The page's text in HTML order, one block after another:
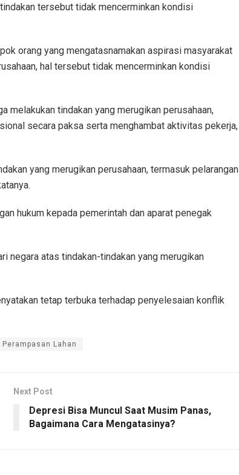
tersebut tidak mencerminkan kondisi
orang yang mengatasnamakan aspirasi masyarakat
hal tersebut tidak mencerminkan kondisi
melakukan tindakan yang merugikan perusahaan,
secara paksa serta menghambat aktivitas pekerja,
yang merugikan perusahaan, termasuk pelarangan
hukum kepada pemerintah dan aparat penegak
negara atas tindakan-tindakan yang merugikan
tetap terbuka terhadap penyelesaian konflik
Perampasan Lahan
Next Post
Depresi Bisa Muncul Saat Musim Panas,
Bagaimana Cara Mengatasinya?